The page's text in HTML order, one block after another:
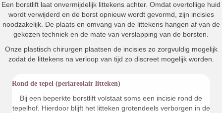
Een borstlift laat onvermijdelijk littekens achter. Omdat overtollige huid
wordt verwijderd en de borst opnieuw wordt gevormd, zijn incisies
noodzakelijk. De plaats en omvang van de littekens hangen af van de
gekozen techniek en de mate van verslapping van de borsten.
Onze plastisch chirurgen plaatsen de incisies zo zorgvuldig mogelijk
zodat de littekens na verloop van tijd zo discreet mogelijk worden.
Rond de tepel (periareolair litteken)
Bij een beperkte borstlift volstaat soms een incisie rond de
tepelhof. Hierdoor blijft het litteken grotendeels verborgen in de